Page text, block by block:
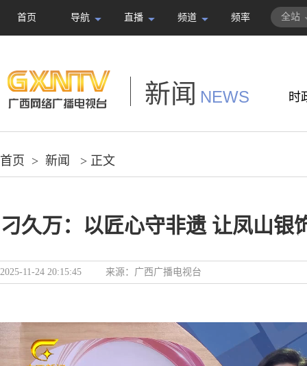
首页 导航 直播 频道 频率 全站
新闻 NEWS 时
首页 > 新闻 > 正文
刁久万：以匠心守非遗 让凤山银
2025-11-24 20:15:45 来源： 广西广播电视台